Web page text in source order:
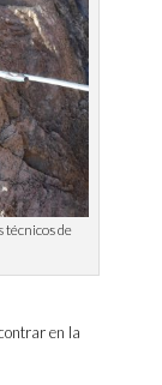
técnicos de
en la